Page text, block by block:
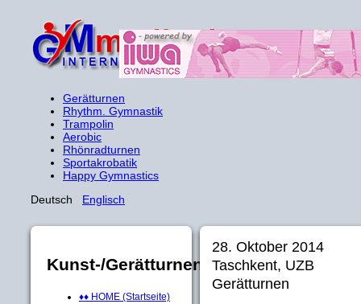
Gerätturnen
Rhythm. Gymnastik
Trampolin
Aerobic
Rhönradturnen
Sportakrobatik
Happy Gymnastics
Deutsch Englisch
Kunst-/Gerätturnen
♦♦ HOME (Startseite)
28. Oktober 2014
Taschkent, UZB
Gerätturnen